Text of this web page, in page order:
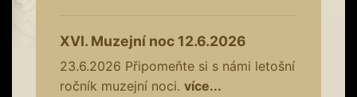
XVI. Muzejní noc 12.6.2026
23.6.2026 Připomeňte si s námi letošní
ročník muzejní noci. více...